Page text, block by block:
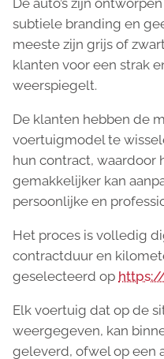
De auto’s zijn
subtiele branding en
meeste zijn grijs of
klanten voor een strak
weerspiegelt.
De klanten hebben de
voertuigmodel te
hun contract, waardoor
gemakkelijker kan
persoonlijke en
Het proces is volledig
contractduur en
geselecteerd op
Elk voertuig dat op de
weergegeven, kan
geleverd, ofwel op een